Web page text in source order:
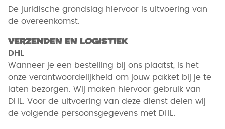
De juridische grondslag hiervoor is uitvoering van
de overeenkomst.
Verzenden en logistiek
DHL
Wanneer je een bestelling bij ons plaatst, is het
onze verantwoordelijkheid om jouw pakket bij je te
laten bezorgen. Wij maken hiervoor gebruik van
DHL. Voor de uitvoering van deze dienst delen wij
de volgende persoonsgegevens met DHL: